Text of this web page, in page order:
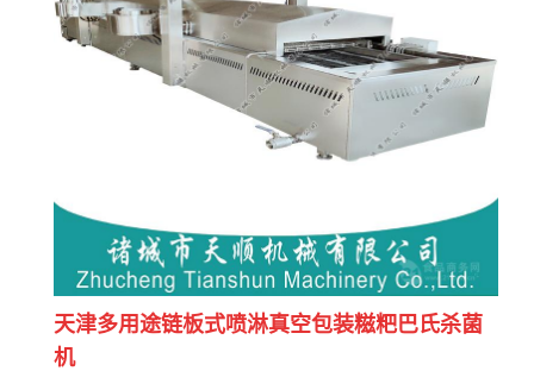
天津多用途链板式喷淋真空包装糍粑巴氏杀菌
机